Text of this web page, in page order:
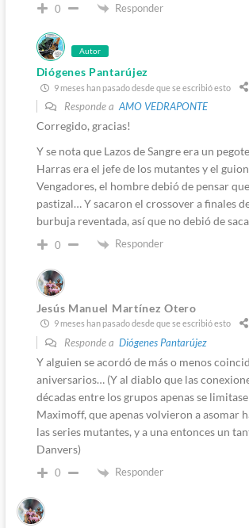
0 Responder
Autor
Diógenes Pantarújez
9 meses han pasado desde que se escribió esto
Responde aAMO VEDRAPONTE
Corregido, gracias!
Y se nota que Lazos de Sangre era un
Harras era el jefe de los mutantes y el
Vengadores, el hombre debió de pensar
pastizal… Y sacaron el crossover a finales
burbuja reventada, así que no debió de
0 Responder
Jesús Manuel Martínez Otero
9 meses han pasado desde que se escribió esto
Responde a Diógenes Pantarújez
Y alguien se acordó de más o menos
aniversarios… (Y al diablo que las
décadas entre los grupos apenas se
Maximoff, que apenas volvieron a asomar
las series mutantes, y a una entonces un
Danvers)
0 Responder